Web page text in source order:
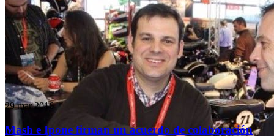
29 mar 2016
Mash e Ipone firman un acuerdo de colaboración